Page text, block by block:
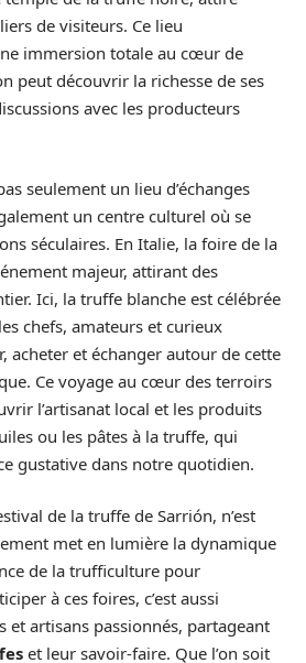
de visiteurs. Ce lieu
immersion totale au cœur de
peut découvrir la richesse de ses
avec les producteurs
seulement un lieu d’échanges
un centre culturel où se
séculaires. En Italie, la foire de la
majeur, attirant des
Ici, la truffe blanche est célébrée
chefs, amateurs et curieux
acheter et échanger autour de cette
Ce voyage au cœur des terroirs
l’artisanat local et les produits
ou les pâtes à la truffe, qui
gustative dans notre quotidien.
de la truffe de Sarrión, n’est
met en lumière la dynamique
de la trufficulture pour
à ces foires, c’est aussi
et artisans passionnés, partageant
et leur savoir-faire. Que l’on soit